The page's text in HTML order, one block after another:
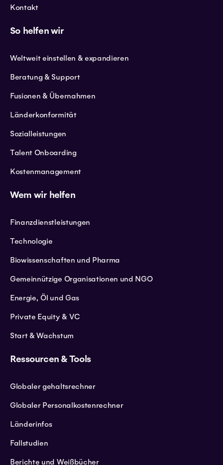
Kontakt
So helfen wir
Weltweit einstellen & expandieren
Beratung & Support
Fusionen & Übernahmen
Länderkonformität
Sozialleistungen
Talent Onboarding
Kostenmanagement
Wem wir helfen
Finanzdienstleistungen
Technologie
Biowissenschaften und Pharma
Gemeinnützige Organisationen und NGO
Energie, Öl und Gas
Private Equity & VC
Start & Wachstum
Ressourcen & Tools
Globaler gehaltsrechner
Globaler Personalkostenrechner
Länderinfos
Fallstudien
Berichte und Weißbücher